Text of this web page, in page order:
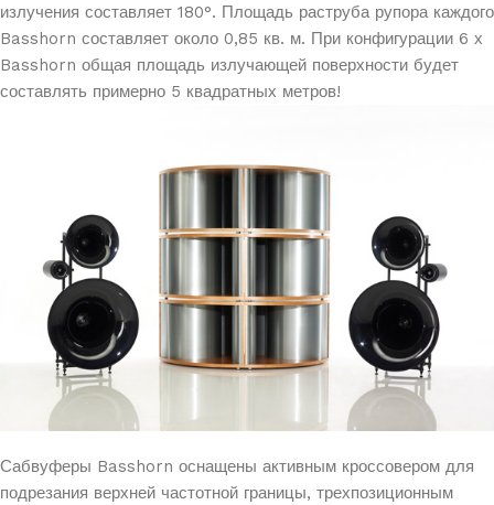
излучения составляет 180°. Площадь раструба рупора каждого
Basshorn составляет около 0,85 кв. м. При конфигурации 6 х
Basshorn общая площадь излучающей поверхности будет
составлять примерно 5 квадратных метров!
Сабвуферы Basshorn оснащены активным кроссовером для
подрезания верхней частотной границы, трехпозиционным